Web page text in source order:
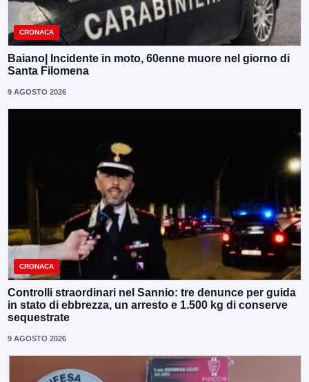
CRONACA
Baiano| Incidente in moto, 60enne muore nel giorno di
Santa Filomena
9 AGOSTO 2026
CRONACA
Controlli straordinari nel Sannio: tre denunce per guida
in stato di ebbrezza, un arresto e 1.500 kg di conserve
sequestrate
9 AGOSTO 2026